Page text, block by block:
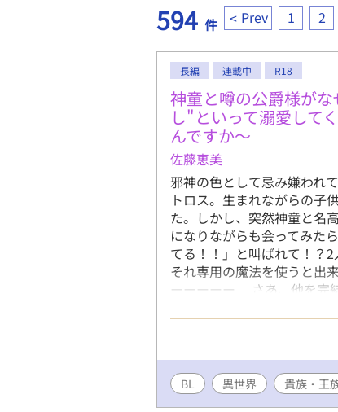
594 件 Prev 1 2
長編 連載中 R18
神童と噂の公爵様が
し"といって溺愛して
んですか〜
佐藤恵美
邪神の色として忌み嫌われ
トロス。生まれながらの子
た。しかし、突然神童と名
になりながらも会ってみた
てる！！」と叫ばれて！？
それ専用の魔法を使うと出
ーーーーー さあ、他を完
いていくぞ！お気に入り登
も？ 追記:思ったよりも反
とか思ってます。 次期公
BL 異世界 貴族・王